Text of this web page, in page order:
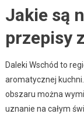
Jakie są
przepisy
Daleki Wschód to
aromatycznej
obszaru można
uznanie na całym